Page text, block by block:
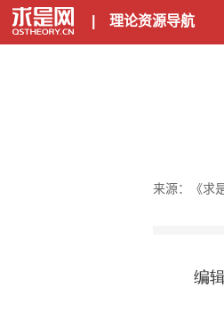
理论资源导航
来源：《求
编辑